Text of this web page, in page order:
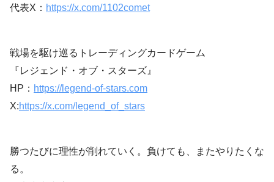
代表X： https://x.com/1102comet
戦場を駆け巡るトレーディングカードゲーム
『レジェンド・オブ・スターズ』
HP： https://legend-of-stars.com
X:https://x.com/legend_of_stars
勝つたびに理性が削れていく。負けても、またやりたくな
る。